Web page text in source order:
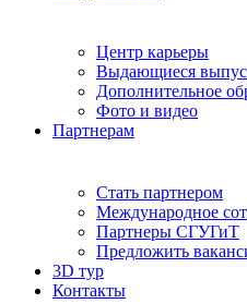
Центр карьеры
Выдающиеся
Дополнительное
Фото и видео
Партнерам
Стать партнером
Международное
Партнеры СГУГиТ
Предложить
3D тур
Контакты